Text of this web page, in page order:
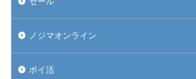
ノジマオンライン
ポイ活